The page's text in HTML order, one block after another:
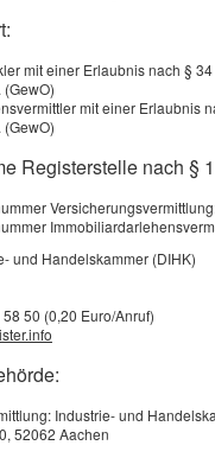
mit einer Erlaubnis nach §
mit einer Erlaubnis
Registerstelle nach §
und Handelskammer (DIHK)
50 (0,20 Euro/Anruf)
Industrie- und
52062 Aachen